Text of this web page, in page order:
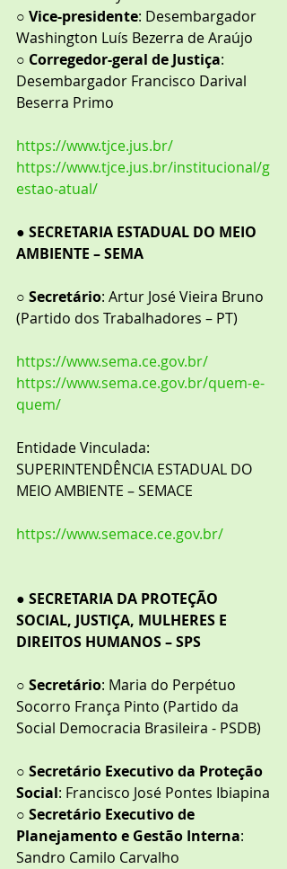
○ Vice-presidente: Desembargador
Washington Luís Bezerra de Araújo
○ Corregedor-geral de Justiça:
Desembargador Francisco Darival
Beserra Primo
https://www.tjce.jus.br/
https://www.tjce.jus.br/institucional/g
estao-atual/
● SECRETARIA ESTADUAL DO MEIO
AMBIENTE – SEMA
○ Secretário: Artur José Vieira Bruno
(Partido dos Trabalhadores – PT)
https://www.sema.ce.gov.br/
https://www.sema.ce.gov.br/quem-e-
quem/
Entidade Vinculada:
SUPERINTENDÊNCIA ESTADUAL DO
MEIO AMBIENTE – SEMACE
https://www.semace.ce.gov.br/
● SECRETARIA DA PROTEÇÃO
SOCIAL, JUSTIÇA, MULHERES E
DIREITOS HUMANOS – SPS
○ Secretário: Maria do Perpétuo
Socorro França Pinto (Partido da
Social Democracia Brasileira - PSDB)
○ Secretário Executivo da Proteção
Social: Francisco José Pontes Ibiapina
○ Secretário Executivo de
Planejamento e Gestão Interna:
Sandro Camilo Carvalho